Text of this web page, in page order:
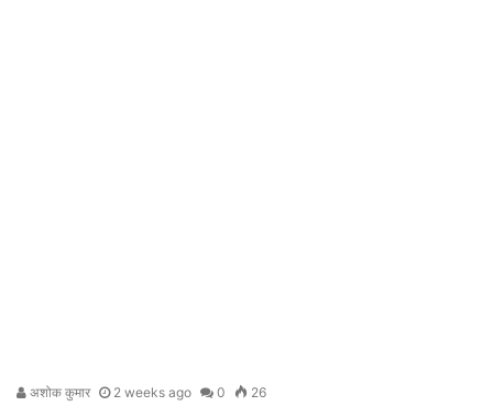
अशोक कुमार 2 weeks ago 0 26